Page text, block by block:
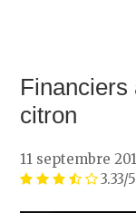
Financiers
citron
11 septembre
3.33/5